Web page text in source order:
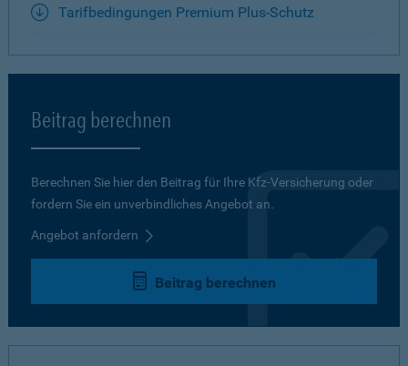
Tarifbedingungen Premium Plus-Schutz
Beitrag berechnen
Berechnen Sie hier den Beitrag für Ihre Kfz-Versicherung oder
fordern Sie ein unverbindliches Angebot an.
Angebot anfordern
Beitrag berechnen